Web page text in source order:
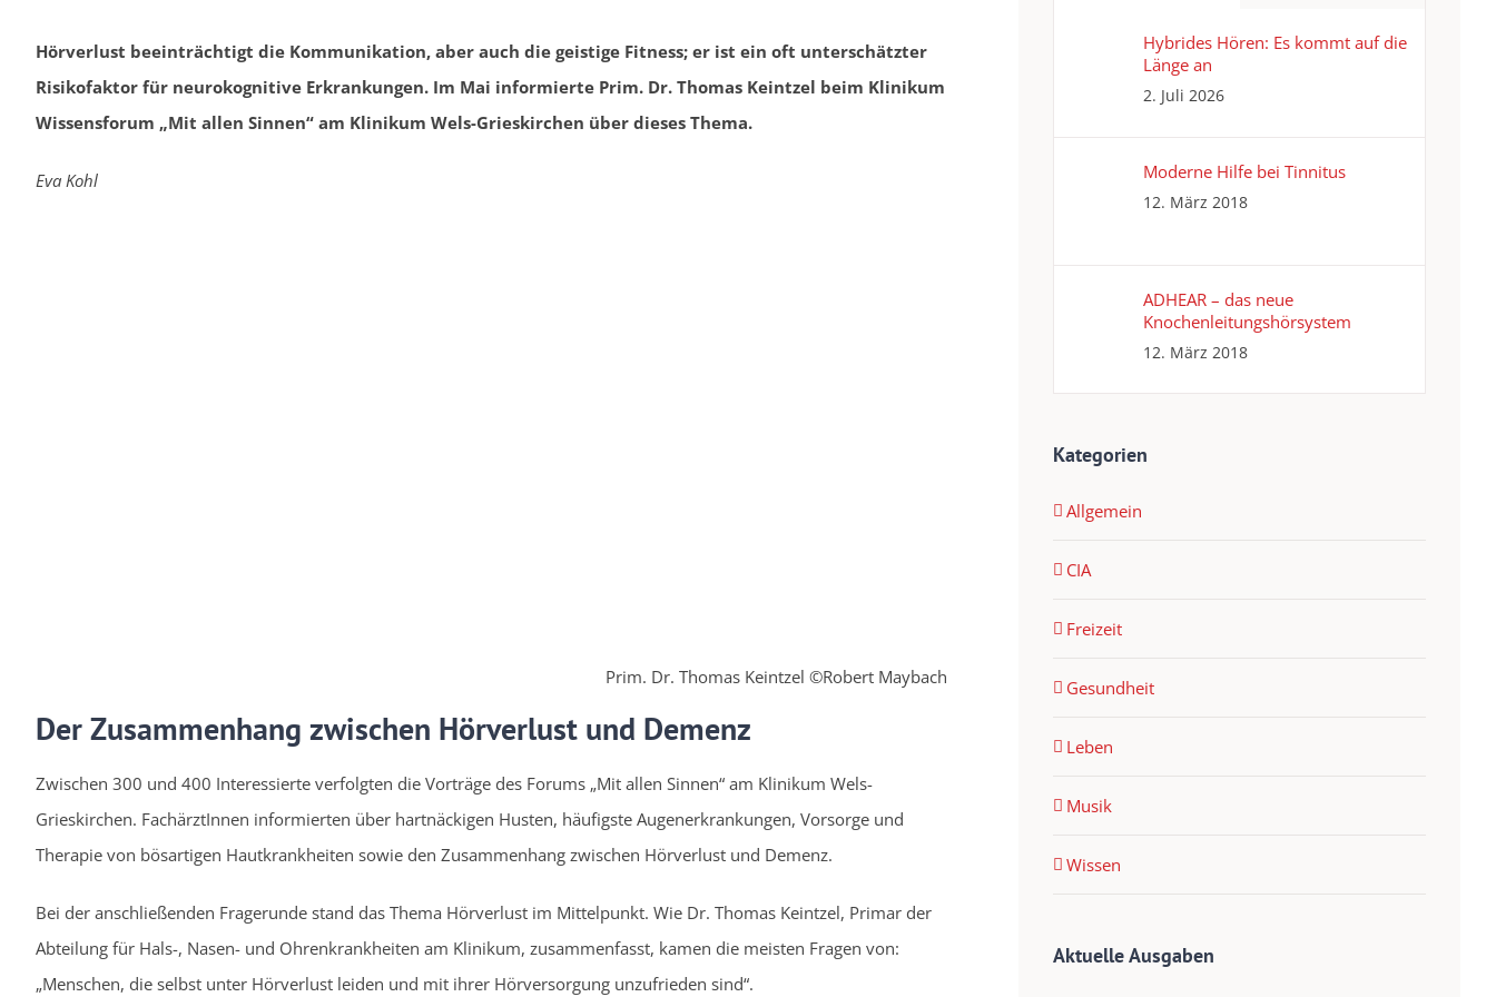
Hörverlust beeinträchtigt die Kommunikation, aber auch die geistige Fitness; er ist ein oft unterschätzter
Risikofaktor für neurokognitive Erkrankungen. Im Mai informierte Prim. Dr. Thomas Keintzel beim Klinikum
Wissensforum „Mit allen Sinnen“ am Klinikum Wels-Grieskirchen über dieses Thema.
Eva Kohl
Prim. Dr. Thomas Keintzel ©Robert Maybach
Der Zusammenhang zwischen Hörverlust und Demenz
Zwischen 300 und 400 Interessierte verfolgten die Vorträge des Forums „Mit allen Sinnen“ am Klinikum Wels-
Grieskirchen. FachärztInnen informierten über hartnäckigen Husten, häufigste Augenerkrankungen, Vorsorge und
Therapie von bösartigen Hautkrankheiten sowie den Zusammenhang zwischen Hörverlust und Demenz.
Bei der anschließenden Fragerunde stand das Thema Hörverlust im Mittelpunkt. Wie Dr. Thomas Keintzel, Primar der
Abteilung für Hals-, Nasen- und Ohrenkrankheiten am Klinikum, zusammenfasst, kamen die meisten Fragen von:
„Menschen, die selbst unter Hörverlust leiden und mit ihrer Hörversorgung unzufrieden sind“.
Hybrides Hören: Es kommt auf die
Länge an
2. Juli 2026
Moderne Hilfe bei Tinnitus
12. März 2018
ADHEAR – das neue
Knochenleitungshörsystem
12. März 2018
Kategorien
Allgemein
CIA
Freizeit
Gesundheit
Leben
Musik
Wissen
Aktuelle Ausgaben